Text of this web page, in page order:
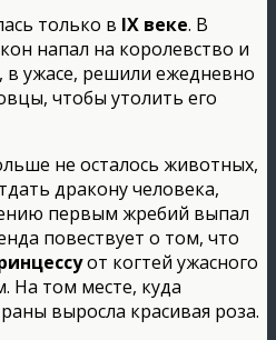
только в IX веке. В
напал на королевство и
в ужасе, решили ежедневно
чтобы утолить его
не осталось животных,
дракону человека,
первым жребий выпал
повествует о том, что
от когтей ужасного
На том месте, куда
выросла красивая роза.